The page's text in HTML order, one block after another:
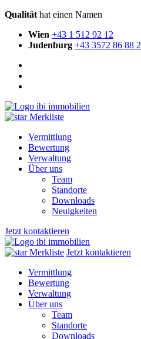
Qualität hat einen Namen
Wien +43 1 512 92 12
Judenburg +43 3572 86 88 2
Merkliste
Vermittlung
Bewertung
Verwaltung
Über uns
Team
Standorte
Downloads
Neuigkeiten
Jetzt kontaktieren
Merkliste Jetzt kontaktieren
Vermittlung
Bewertung
Verwaltung
Über uns
Team
Standorte
Downloads